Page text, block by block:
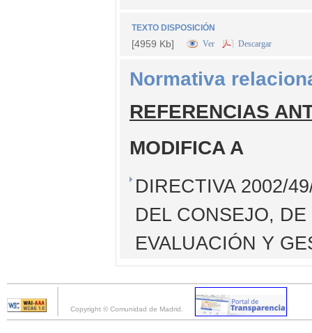
TEXTO DISPOSICIÓN
[4959 Kb] Ver Descargar
Normativa
REFERENCIAS
MODIFICA A
DIRECTIVA 2002/
DEL CONSEJO,
EVALUACIÓN Y
Copyright © Comunidad de Madrid.